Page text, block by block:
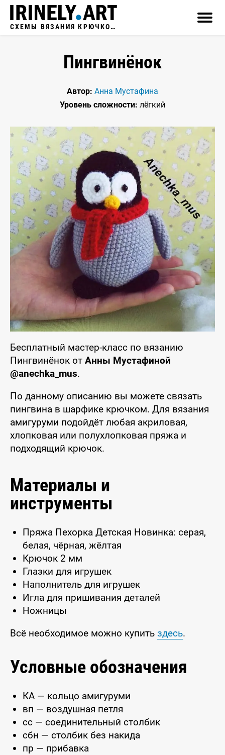
СХЕМЫ ВЯЗАНИЯ КРЮЧКОМ
Пингвинёнок
Автор: Анна Мустафина
Уровень сложности: лёгкий
Бесплатный мастер-класс по вязанию
Пингвинёнок от Анны Мустафиной
@anechka_mus.
По данному описанию вы можете связать
пингвина в шарфике крючком. Для вязания
амигуруми подойдёт любая акриловая,
хлопковая или полухлопковая пряжа и
подходящий крючок.
Материалы и
инструменты
Пряжа Пехорка Детская Новинка: серая,
белая, чёрная, жёлтая
Крючок 2 мм
Глазки для игрушек
Наполнитель для игрушек
Игла для пришивания деталей
Ножницы
Всё необходимое можно купить здесь.
Условные обозначения
КА — кольцо амигуруми
вп — воздушная петля
сс — соединительный столбик
сбн — столбик без накида
пр — прибавка